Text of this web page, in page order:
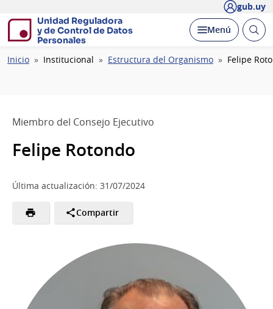
gub.uy
Unidad Reguladora
y de Control de Datos
Personales
Desplegar
Menú Abrir
Ruta
Inicio Institucional Estructura del Organismo Felipe
Miembro del Consejo Ejecutivo
Felipe Rotondo
Última actualización: 31/07/2024
Compartir